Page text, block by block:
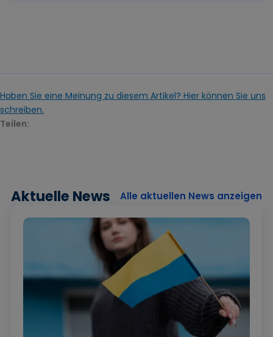
Haben Sie eine Meinung zu diesem Artikel? Hier können Sie uns
schreiben.
Teilen:
Aktuelle News Alle aktuellen News anzeigen